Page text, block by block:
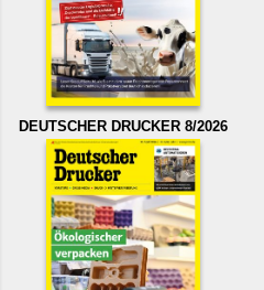
DEUTSCHER DRUCKER 8/2026